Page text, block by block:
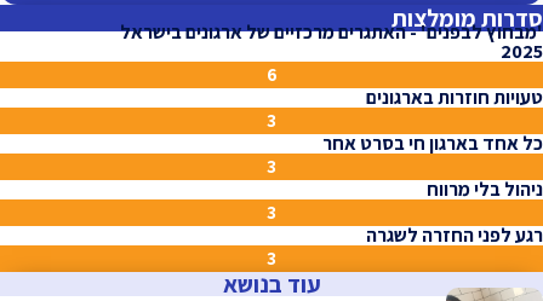
סדרות מומלצות
'מבחוץ לבפנים' - האתגרים מרכזיים של ארגונים בישראל
2025
6
טעויות חוזרות בארגונים
3
כל אחד בארגון חי בסרט אחר
3
ניהול בלי מרווח
3
רגע לפני החזרה לשגרה
3
עוד בנושא